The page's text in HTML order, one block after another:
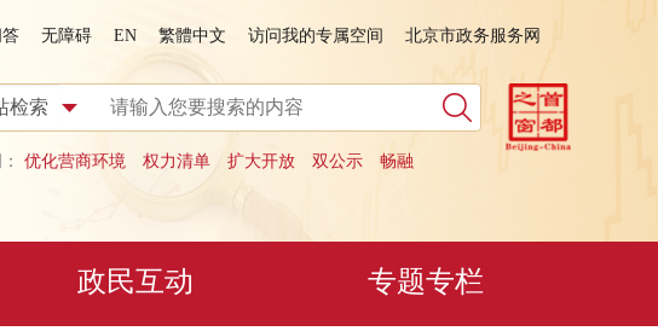
无障碍 EN 繁體中文 访问我的专属空间 北京市政务服务网
优化营商环境 权力清单 扩大开放 双公示 畅融
政民互动 专题专栏